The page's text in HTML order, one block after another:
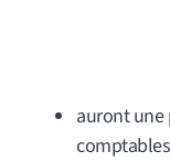
auront une